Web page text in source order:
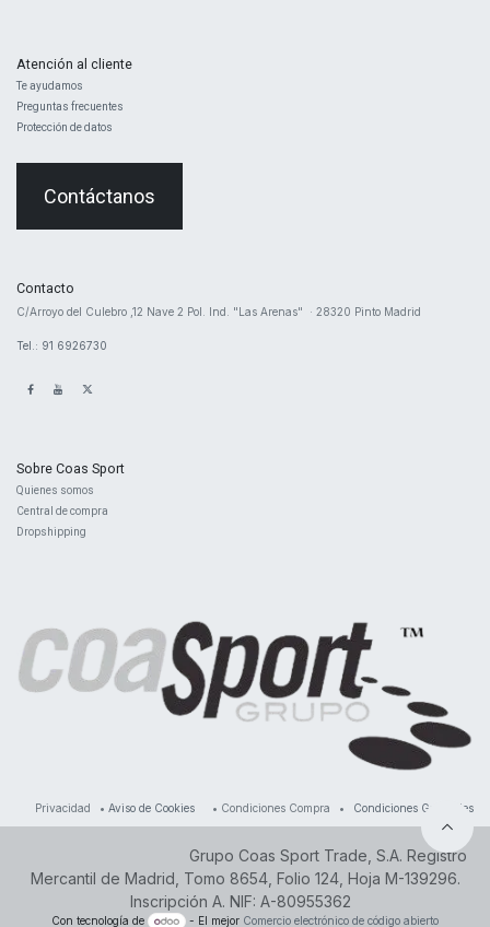
Atención al cliente
Te ayudamos
Preguntas frecuentes
Protección de datos
Contáctanos
Contacto
​C/Arroyo del Culebro ,12 Nave 2 ​Pol. Ind. "Las Arenas" · 28320 Pinto Madrid
Tel.: 91 6926730
Sobre Coas Sport
Quienes ​somos
Central de compra
Dropshipping
Privacidad • Aviso de Cookies • Condiciones Compra • Condiciones Generales
Grupo Coas Sport Trade, S.A. Registro
Mercantil de Madrid, Tomo 8654, Folio 124, Hoja M-139296.
Inscripción A. NIF: A-80955362
Con tecnología de - El mejor Comercio electrónico de código abierto